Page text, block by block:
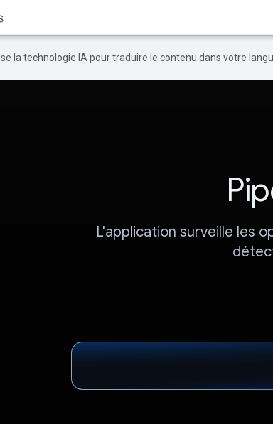
la technologie IA pour traduire le contenu dans votre
L'application surveille les